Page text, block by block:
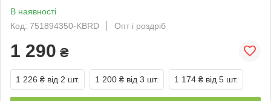
В наявності
Код: 751894350-KBRD
Опт і роздріб
1 290 ₴
1 226 ₴ від 2 шт. 1 200 ₴ від 3 шт. 1 174 ₴ від 5 шт.